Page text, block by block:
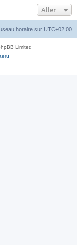
Aller
horaire sur UTC+02:00
Limited